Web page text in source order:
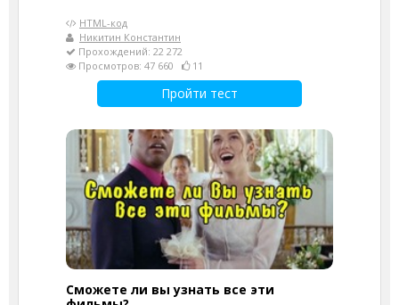
HTML-код
Никитин Константин
Прохождений: 22 272
Просмотров: 47 660
11
Пройти тест
Сможете ли вы узнать все эти